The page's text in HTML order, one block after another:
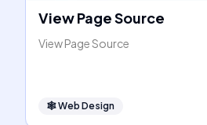
View Page Source
View Page Source
🕸Web Design